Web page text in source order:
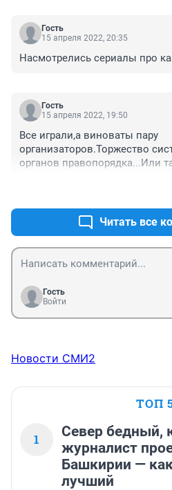
Гость
15 апреля 2022, 20:35
Насмотрелись сериалы про
Гость
15 апреля 2022, 19:50
Все играли,а виноваты пару
организаторов.Торжество
органов правопорядка...Или
Читать все
Гость
Войти
Новости СМИ2
ТОП
1
Север бедный,
журналист
Башкирии —
лучший